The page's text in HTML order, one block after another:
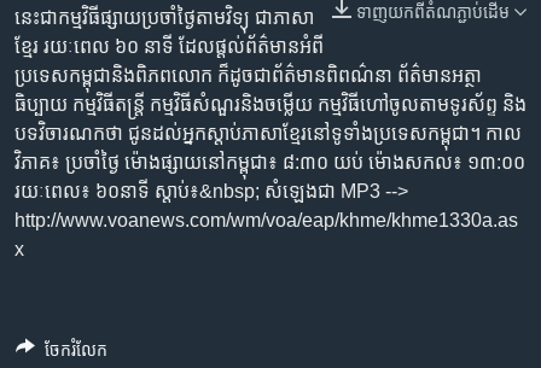
សម្ព័ន្ធ​
រំលង​
និង​
ចូល​
ទៅ​
កាន់​
ទំព័រ​
ស្វែង​
រក
Khmer English
បណ្តាញ​សង្គម
ភាសា
ទាញ​យក​ពី​តំណភ្ជាប់​ដើម
នេះ​ជា​កម្ម​វិធី​ផ្សាយ​ប្រចាំ​ថ្ងៃ​តាម​វិទ្យុ ​ជាភាសា​
ខ្មែរ​ រយៈ​ពេល​ ៦០​ នាទី ដែល​ផ្តល់​ព័ត៌មាន​អំពី​
ប្រទេស​កម្ពុជា​និង​ពិភព​លោក ​ក៏ដូច​ជា​ព័ត៌មាន​ពិពណ៌នា ព័ត៌មាន​អត្ថា​
ធិប្បាយ​ កម្ម​វិធី​តន្ត្រី ​កម្មវិធី​សំណួរ​និង​ចម្លើយ​ កម្ម​វិធី​ហៅ​ចូល​តាម​ទូរ​ស័ព្ទ ​និង
បទ​វិចារណកថា​ ជូន​ដល់​អ្នក​ស្តាប់​ភាសា​ខ្មែរ​នៅ​ទូទាំង​ប្រទេស​កម្ពុជា។ កាល​
វិភាគ៖ ប្រចាំ​ថ្ងៃ ម៉ោង​ផ្សាយ​នៅ​កម្ពុជា៖ ៨:៣០ យប់ ម៉ោង​សកល៖ ១៣:០០
រយៈពេល៖ ៦០​នាទី ស្តាប់​៖&nbsp; សំឡេង​ជា MP3 -->
http://www.voanews.com/wm/voa/eap/khme/khme1330a.as
x
ចែករំលែក